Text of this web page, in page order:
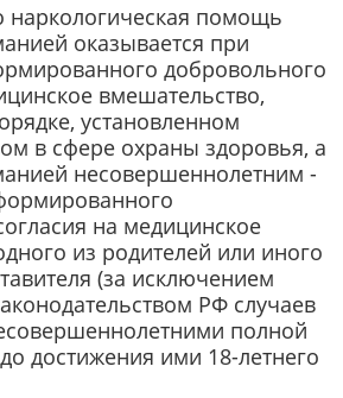
наркологическая помощь
оказывается при
добровольного
вмешательство,
установленном
в сфере охраны здоровья, а
несовершеннолетним -
на медицинское
из родителей или иного
(за исключением
РФ случаев
полной
достижения ими 18-летнего